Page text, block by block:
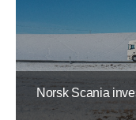
Norsk Scania